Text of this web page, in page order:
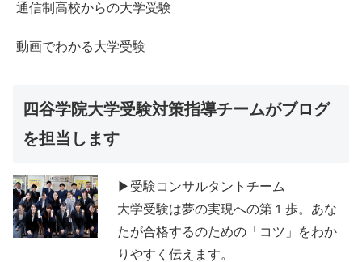
通信制高校からの大学受験
動画でわかる大学受験
四谷学院大学受験対策指導チームがブログ
を担当します
▶受験コンサルタントチーム
大学受験は夢の実現への第１歩。あな
たが合格するのための「コツ」をわか
りやすく伝えます。